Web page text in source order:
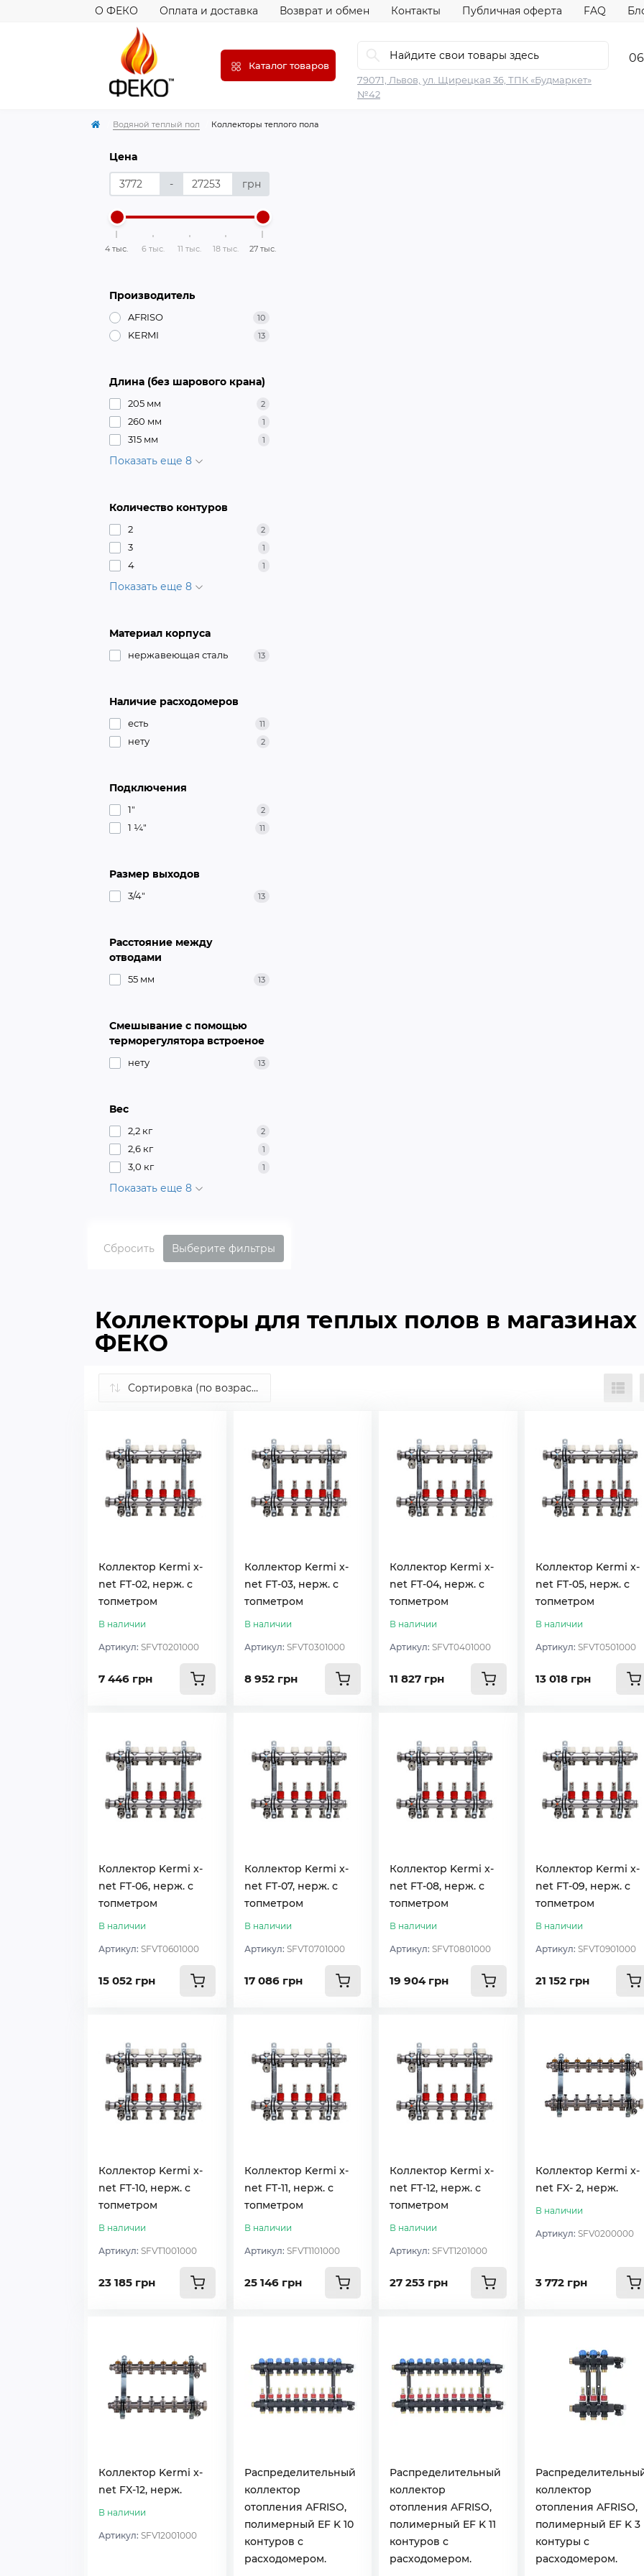
О ФЕКО Оплата и доставка Возврат и обмен Контакты Публичная оферта FAQ
Каталог товаров
79071, Львов, ул. Щирецкая 36, ТПК «Будмаркет»
№42
Водяной теплый пол Коллекторы теплого пола
Цена
- грн
4 тыс. 6 тыс. 11 тыс. 18 тыс. 27 тыс.
Производитель
AFRISO 10
KERMI 13
Длина (без шарового крана)
205 мм 2
260 мм 1
315 мм 1
Показать еще 8
Количество контуров
2 2
3 1
4 1
Показать еще 8
Материал корпуса
нержавеющая сталь 13
Наличие расходомеров
есть 11
нету 2
Подключения
1" 2
1 ¼" 11
Размер выходов
3/4" 13
Расстояние между
отводами
55 мм 13
Смешывание с помощью
терморегулятора встроеное
нету 13
Вес
2,2 кг 2
2,6 кг 1
3,0 кг 1
Показать еще 8
Сбросить Выберите фильтры
Коллекторы для теплых полов в магазинах
ФЕКО
Коллектор Kermi x-
net FT-02, нерж. с
топметром
В наличии
Артикул: SFVT0201000
7 446 грн
Коллектор Kermi x-
net FT-03, нерж. с
топметром
В наличии
Артикул: SFVT0301000
8 952 грн
Коллектор Kermi x-
net FT-04, нерж. с
топметром
В наличии
Артикул:SFVT0401000
11 827 грн
Коллектор Kermi x-
net FT-05, нерж. с
топметром
В наличии
Артикул: SFVT0501000
13 018 грн
Коллектор Kermi x-
net FT-06, нерж. с
топметром
В наличии
Артикул: SFVT0601000
15 052 грн
Коллектор Kermi x-
net FT-07, нерж. с
топметром
В наличии
Артикул: SFVT0701000
17 086 грн
Коллектор Kermi x-
net FT-08, нерж. с
топметром
В наличии
Артикул:SFVT0801000
19 904 грн
Коллектор Kermi x-
net FT-09, нерж. с
топметром
В наличии
Артикул: SFVT0901000
21 152 грн
Коллектор Kermi x-
net FT-10, нерж. с
топметром
В наличии
Артикул: SFVT1001000
23 185 грн
Коллектор Kermi x-
net FT-11, нерж. с
топметром
В наличии
Артикул: SFVT1101000
25 146 грн
Коллектор Kermi x-
net FT-12, нерж. с
топметром
В наличии
Артикул:SFVT1201000
27 253 грн
Коллектор Kermi x-
net FX- 2, нерж.
В наличии
Артикул: SFV0200000
3 772 грн
Коллектор Kermi x-
net FX-12, нерж.
В наличии
Артикул: SFV12001000
Распределительный
коллектор
отопления AFRISO,
полимерный EF K 10
контуров с
расходомером.
Распределительный
коллектор
отопления AFRISO,
полимерный EF K 11
контуров с
расходомером.
коллектор
отопления AFRISO,
полимерный EF K 3
контуры с
расходомером.